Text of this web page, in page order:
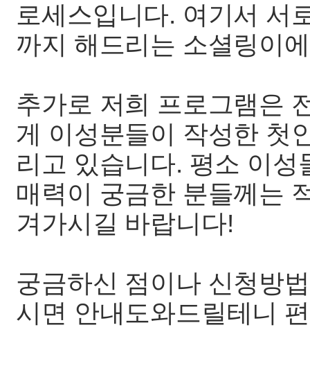
로세스입니다. 여기서 서
까지 해드리는 소셜링이
추가로 저희 프로그램은
게 이성분들이 작성한 첫
리고 있습니다. 평소 이
매력이 궁금한 분들께는
겨가시길 바랍니다!
궁금하신 점이나 신청방
시면 안내도와드릴테니